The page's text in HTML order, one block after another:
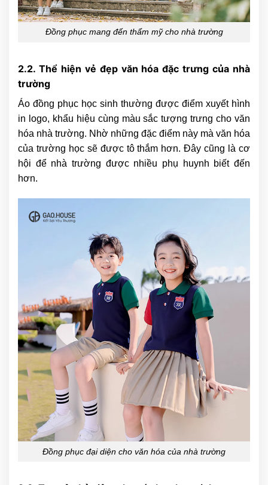
Đồng phục mang đến thẩm mỹ cho nhà trường
2.2. Thể hiện vẻ đẹp văn hóa đặc trưng của nhà
trường
Áo đồng phục học sinh thường được điểm xuyết hình
in logo, khẩu hiệu cùng màu sắc tượng trưng cho văn
hóa nhà trường. Nhờ những đặc điểm này mà văn hóa
của trường học sẽ được tô thắm hơn. Đây cũng là cơ
hội để nhà trường được nhiều phụ huynh biết đến
hơn.
Đồng phục đại diện cho văn hóa của nhà trường